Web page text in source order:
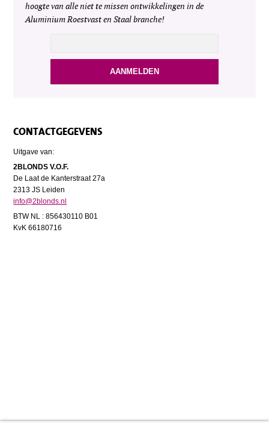
hoogte van alle niet te missen ontwikkelingen in de
Aluminium Roestvast en Staal branche!
CONTACTGEGEVENS
Uitgave van:
2BLONDS V.O.F.
De Laat de Kanterstraat 27a
2313 JS Leiden
info@2blonds.nl
BTW NL : 856430110 B01
KvK 66180716